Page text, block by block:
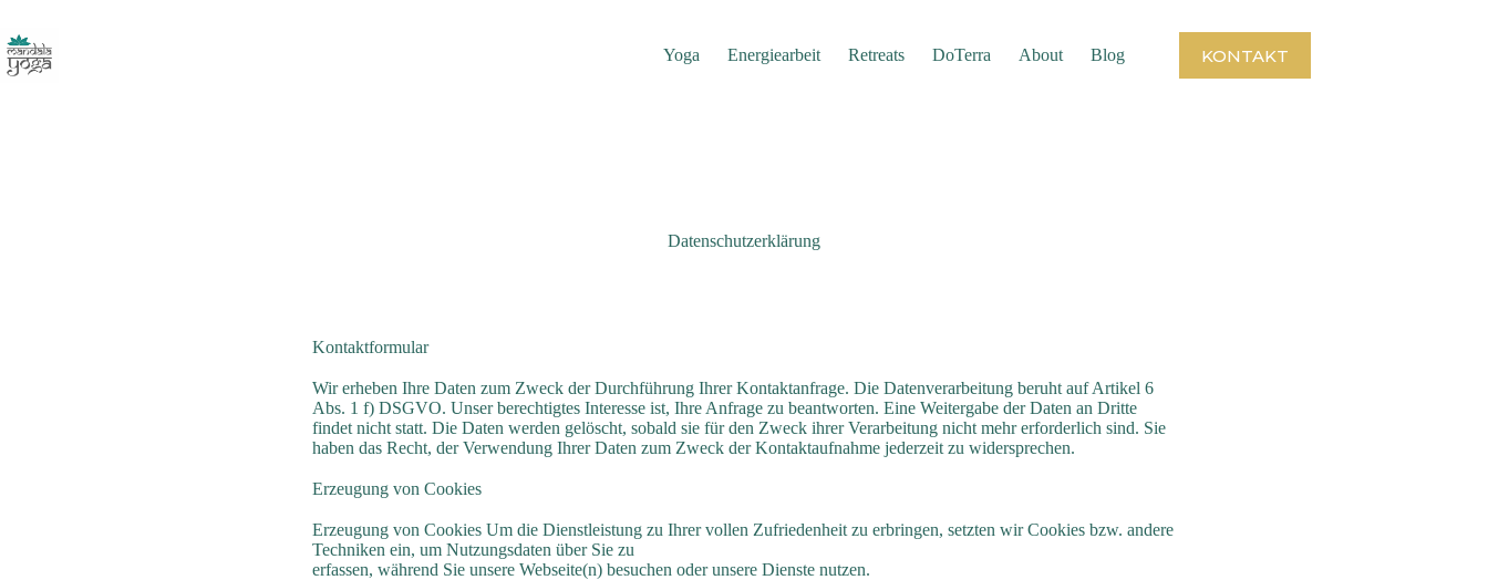
Yoga Energiearbeit Retreats DoTerra About Blog KONTAKT
Datenschutzerklärung
Kontaktformular
Wir erheben Ihre Daten zum Zweck der Durchführung Ihrer Kontaktanfrage. Die Datenverarbeitung beruht auf Artikel 6
Abs. 1 f) DSGVO. Unser berechtigtes Interesse ist, Ihre Anfrage zu beantworten. Eine Weitergabe der Daten an Dritte
findet nicht statt. Die Daten werden gelöscht, sobald sie für den Zweck ihrer Verarbeitung nicht mehr erforderlich sind. Sie
haben das Recht, der Verwendung Ihrer Daten zum Zweck der Kontaktaufnahme jederzeit zu widersprechen.
Erzeugung von Cookies
Erzeugung von Cookies Um die Dienstleistung zu Ihrer vollen Zufriedenheit zu erbringen, setzten wir Cookies bzw. andere
Techniken ein, um Nutzungsdaten über Sie zu
erfassen, während Sie unsere Webseite(n) besuchen oder unsere Dienste nutzen.